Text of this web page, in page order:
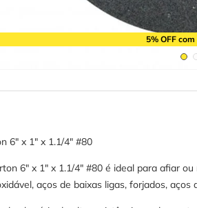
5% OFF
6" x 1" x 1.1/4" #80
6" x 1" x 1.1/4" #80 é ideal para afiar
aços de baixas ligas, forjados, aços